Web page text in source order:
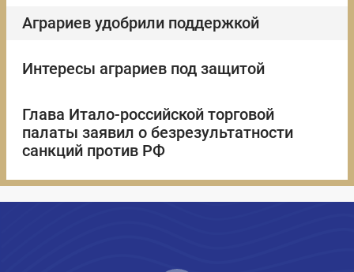
Аграриев удобрили поддержкой
Интересы аграриев под защитой
Глава Итало-российской торговой
палаты заявил о безрезультатности
санкций против РФ